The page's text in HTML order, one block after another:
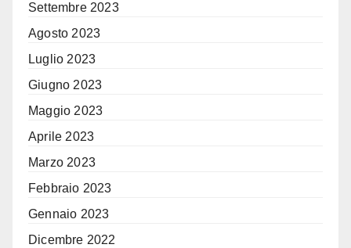
Settembre 2023
Agosto 2023
Luglio 2023
Giugno 2023
Maggio 2023
Aprile 2023
Marzo 2023
Febbraio 2023
Gennaio 2023
Dicembre 2022